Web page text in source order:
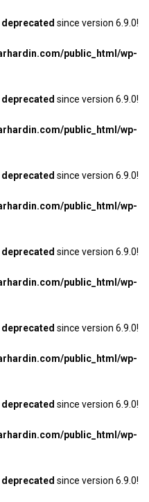
deprecated since version 6.9.0!
public_html/wp-
deprecated since version 6.9.0!
public_html/wp-
deprecated since version 6.9.0!
public_html/wp-
deprecated since version 6.9.0!
public_html/wp-
deprecated since version 6.9.0!
public_html/wp-
deprecated since version 6.9.0!
public_html/wp-
deprecated since version 6.9.0!